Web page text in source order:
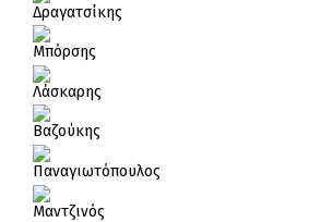
Δραγατσίκης
Μπόρσης
Λάσκαρης
Βαζούκης
Παναγιωτόπουλος
Μαντζινός